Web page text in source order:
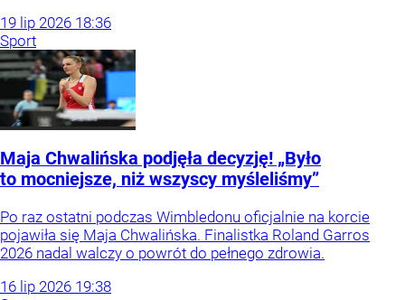
19 lip 2026 18:36
Sport
Maja Chwalińska podjęła decyzję! „Było
to mocniejsze, niż wszyscy myśleliśmy”
Po raz ostatni podczas Wimbledonu oficjalnie na korcie
pojawiła się Maja Chwalińska. Finalistka Roland Garros
2026 nadal walczy o powrót do pełnego zdrowia.
16 lip 2026 19:38